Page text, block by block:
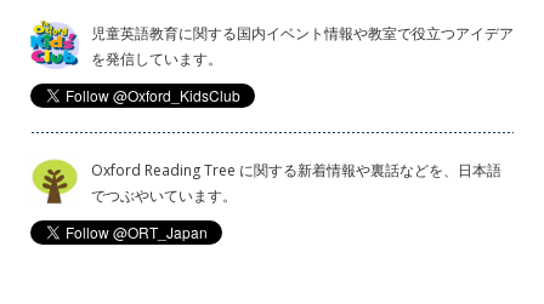
児童英語教育に関する国内イベント情報や教室で役立つアイデア
を発信しています。
Oxford Reading Tree に関する新着情報や裏話などを、日本語
でつぶやいています。